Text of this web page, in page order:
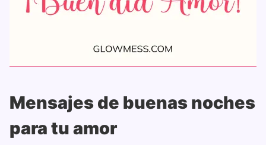
Mensajes de buenas noches
para tu amor